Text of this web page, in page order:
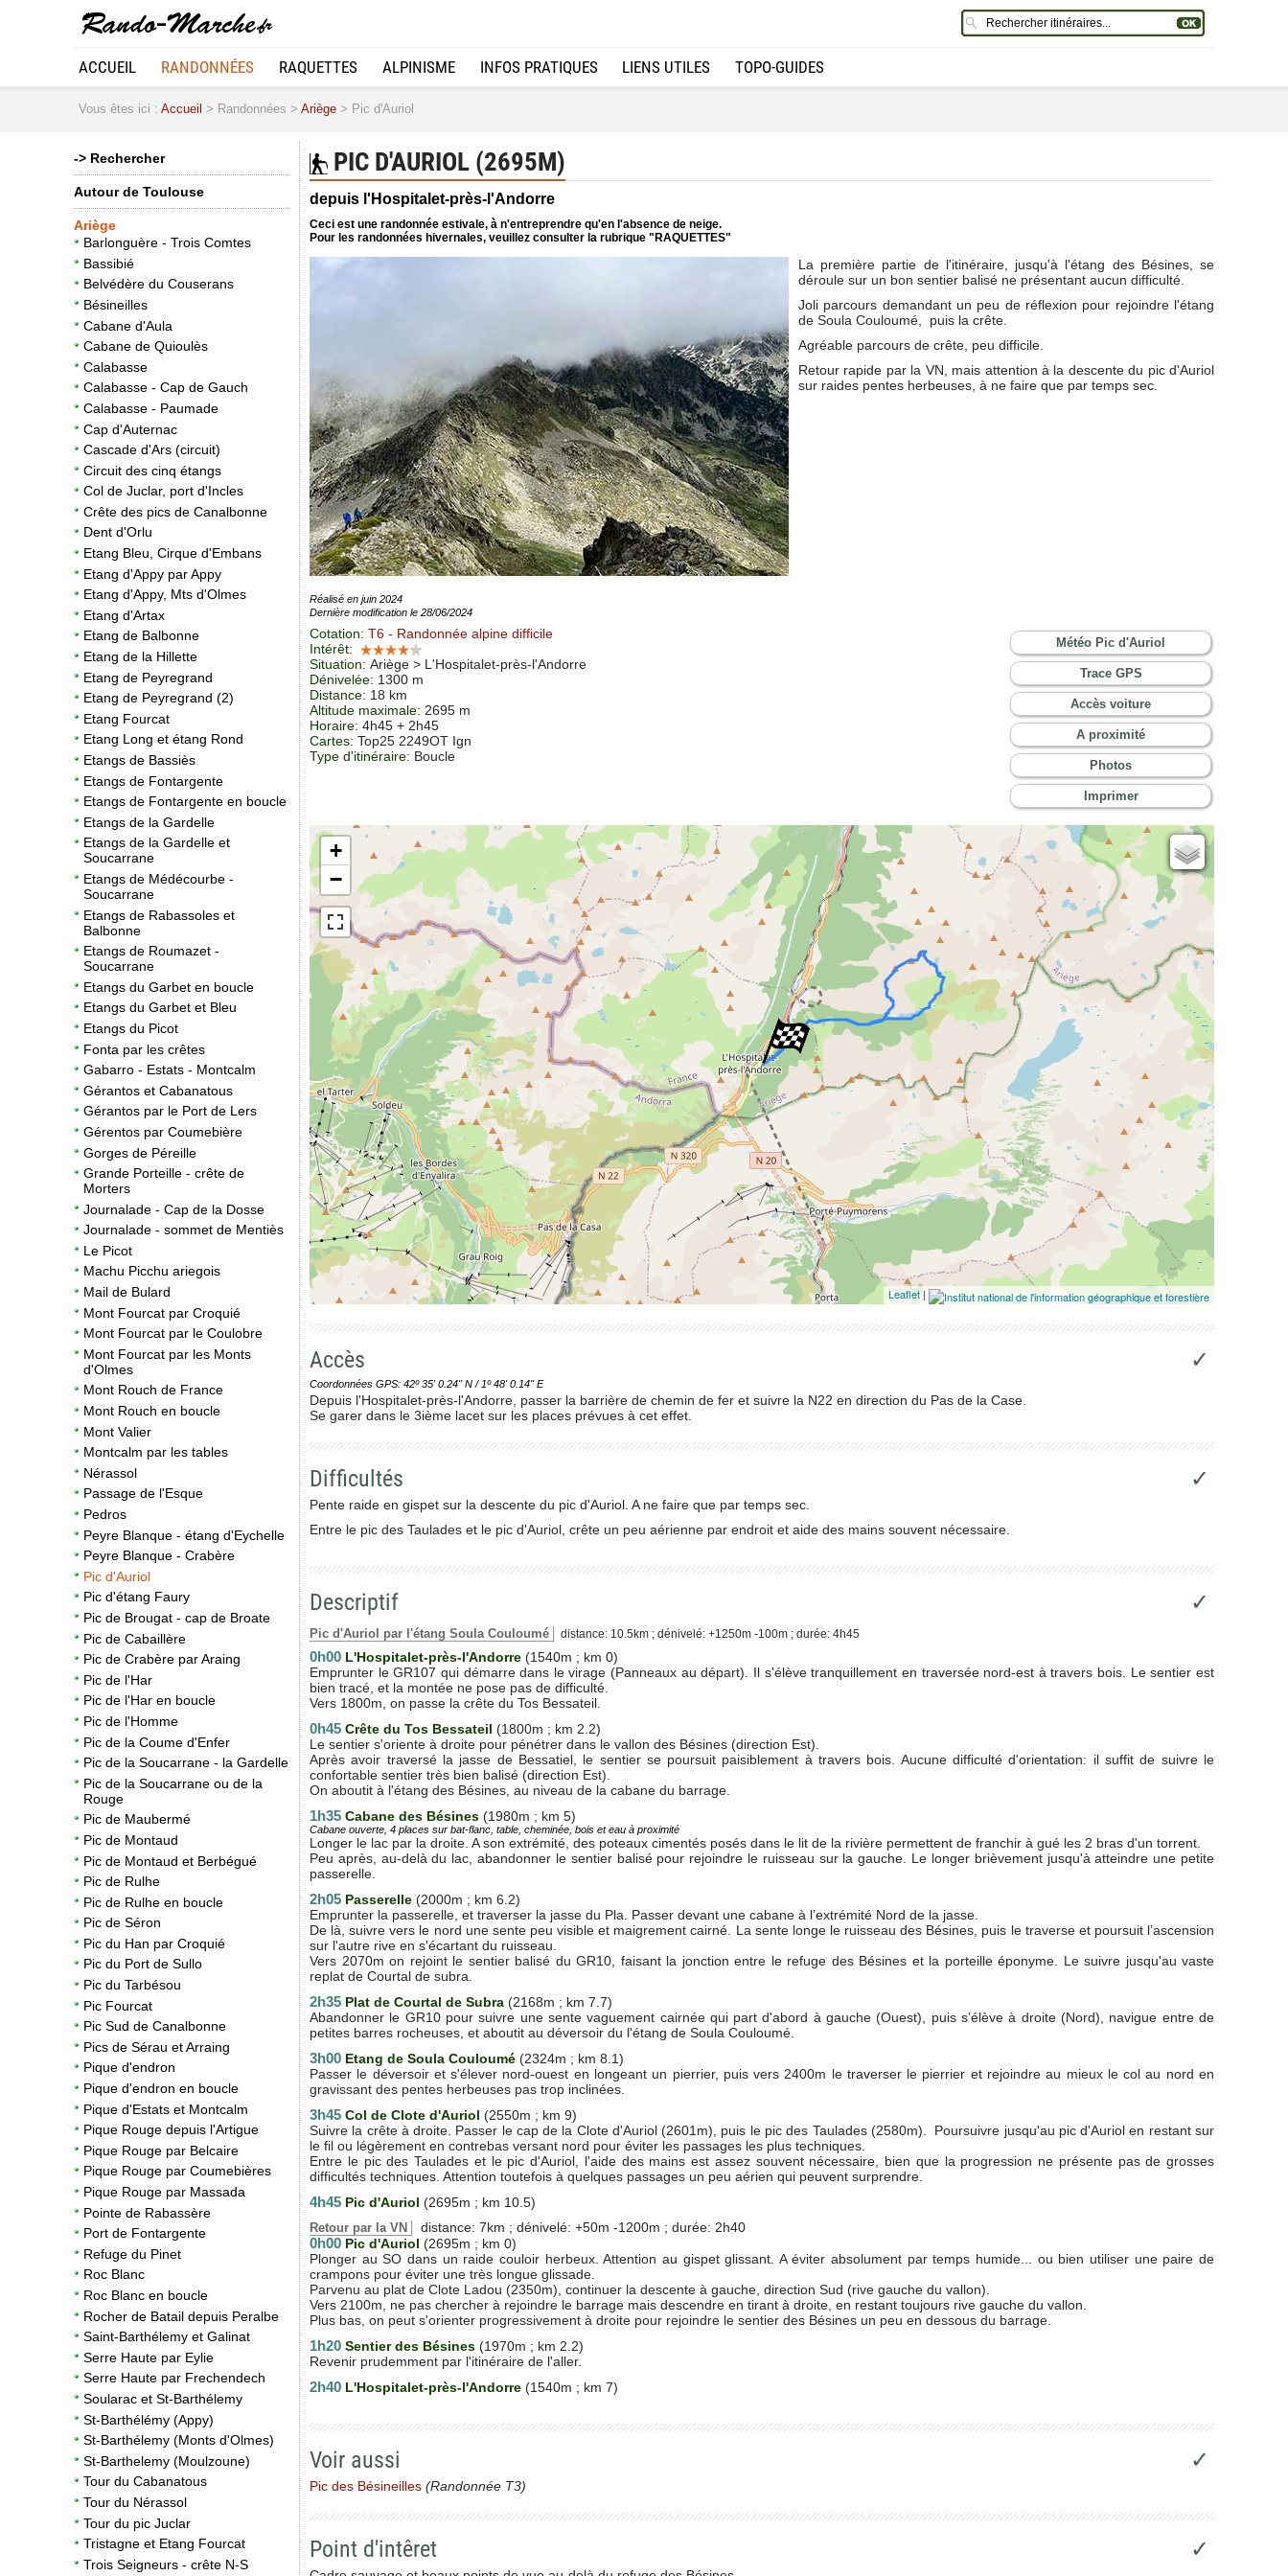
ACCUEIL RANDONNÉES RAQUETTES ALPINISME INFOS PRATIQUES LIENS UTILES TOPO-GUIDES
Vous êtes ici : Accueil > Randonnées > Ariège > Pic d'Auriol
-> Rechercher
Autour de Toulouse
Ariège
Barlonguère - Trois Comtes
Bassibié
Belvédère du Couserans
Bésineilles
Cabane d'Aula
Cabane de Quioulès
Calabasse
Calabasse - Cap de Gauch
Calabasse - Paumade
Cap d'Auternac
Cascade d'Ars (circuit)
Circuit des cinq étangs
Col de Juclar, port d'Incles
Crête des pics de Canalbonne
Dent d'Orlu
Etang Bleu, Cirque d'Embans
Etang d'Appy par Appy
Etang d'Appy, Mts d'Olmes
Etang d'Artax
Etang de Balbonne
Etang de la Hillette
Etang de Peyregrand
Etang de Peyregrand (2)
Etang Fourcat
Etang Long et étang Rond
Etangs de Bassiès
Etangs de Fontargente
Etangs de Fontargente en boucle
Etangs de la Gardelle
Etangs de la Gardelle et
Soucarrane
Etangs de Médécourbe -
Soucarrane
Etangs de Rabassoles et
Balbonne
Etangs de Roumazet -
Soucarrane
Etangs du Garbet en boucle
Etangs du Garbet et Bleu
Etangs du Picot
Fonta par les crêtes
Gabarro - Estats - Montcalm
Gérantos et Cabanatous
Gérantos par le Port de Lers
Gérentos par Coumebière
Gorges de Péreille
Grande Porteille - crête de
Morters
Journalade - Cap de la Dosse
Journalade - sommet de Mentiès
Le Picot
Machu Picchu ariegois
Mail de Bulard
Mont Fourcat par Croquié
Mont Fourcat par le Coulobre
Mont Fourcat par les Monts
d'Olmes
Mont Rouch de France
Mont Rouch en boucle
Mont Valier
Montcalm par les tables
Nérassol
Passage de l'Esque
Pedros
Peyre Blanque - étang d'Eychelle
Peyre Blanque - Crabère
Pic d'Auriol
Pic d'étang Faury
Pic de Brougat - cap de Broate
Pic de Cabaillère
Pic de Crabère par Araing
Pic de l'Har
Pic de l'Har en boucle
Pic de l'Homme
Pic de la Coume d'Enfer
Pic de la Soucarrane - la Gardelle
Pic de la Soucarrane ou de la
Rouge
Pic de Maubermé
Pic de Montaud
Pic de Montaud et Berbégué
Pic de Rulhe
Pic de Rulhe en boucle
Pic de Séron
Pic du Han par Croquié
Pic du Port de Sullo
Pic du Tarbésou
Pic Fourcat
Pic Sud de Canalbonne
Pics de Sérau et Arraing
Pique d'endron
Pique d'endron en boucle
Pique d'Estats et Montcalm
Pique Rouge depuis l'Artigue
Pique Rouge par Belcaire
Pique Rouge par Coumebières
Pique Rouge par Massada
Pointe de Rabassère
Port de Fontargente
Refuge du Pinet
Roc Blanc
Roc Blanc en boucle
Rocher de Batail depuis Peralbe
Saint-Barthélemy et Galinat
Serre Haute par Eylie
Serre Haute par Frechendech
Soularac et St-Barthélemy
St-Barthélémy (Appy)
St-Barthélemy (Monts d'Olmes)
St-Barthelemy (Moulzoune)
Tour du Cabanatous
Tour du Nérassol
Tour du pic Juclar
Tristagne et Etang Fourcat
Trois Seigneurs - crête N-S
PIC D'AURIOL (2695M)
depuis l'Hospitalet-près-l'Andorre
Ceci est une randonnée estivale, à n'entreprendre qu'en l'absence de neige.
Pour les randonnées hivernales, veuillez consulter la rubrique "RAQUETTES"
La première partie de l'itinéraire, jusqu'à l'étang des Bésines, se
déroule sur un bon sentier balisé ne présentant aucun difficulté.
Joli parcours demandant un peu de réflexion pour rejoindre l'étang
de Soula Couloumé, puis la crête.
Agréable parcours de crête, peu difficile.
Retour rapide par la VN, mais attention à la descente du pic d'Auriol
sur raides pentes herbeuses, à ne faire que par temps sec.
Réalisé en juin 2024
Dernière modification le 28/06/2024
Cotation: T6 - Randonnée alpine difficile
Intérêt:
Situation: Ariège > L'Hospitalet-près-l'Andorre
Dénivelée: 1300 m
Distance: 18 km
Altitude maximale: 2695 m
Horaire: 4h45 + 2h45
Cartes: Top25 2249OT Ign
Type d'itinéraire: Boucle
Météo Pic d'Auriol
Trace GPS
Accès voiture
A proximité
Photos
Imprimer
+
−
Cartes IGN
Open Topo Map
Open Street Map
ESRI Word Imagery
Photographies aériennes
Leaflet |
Accès ✓
Coordonnées GPS: 42º 35' 0.24'' N / 1º 48' 0.14'' E
Depuis l'Hospitalet-près-l'Andorre, passer la barrière de chemin de fer et suivre la N22 en direction du Pas de la Case.
Se garer dans le 3ième lacet sur les places prévues à cet effet.
Difficultés ✓
Pente raide en gispet sur la descente du pic d'Auriol. A ne faire que par temps sec.
Entre le pic des Taulades et le pic d'Auriol, crête un peu aérienne par endroit et aide des mains souvent nécessaire.
Descriptif ✓
Pic d'Auriol par l'étang Soula Couloumé distance: 10.5km ; dénivelé: +1250m -100m ; durée: 4h45
0h00 L'Hospitalet-près-l'Andorre (1540m ; km 0)
Emprunter le GR107 qui démarre dans le virage (Panneaux au départ). Il s'élève tranquillement en traversée nord-est à travers bois. Le sentier est
bien tracé, et la montée ne pose pas de difficulté.
Vers 1800m, on passe la crête du Tos Bessateil.
0h45 Crête du Tos Bessateil (1800m ; km 2.2)
Le sentier s'oriente à droite pour pénétrer dans le vallon des Bésines (direction Est).
Après avoir traversé la jasse de Bessatiel, le sentier se poursuit paisiblement à travers bois. Aucune difficulté d'orientation: il suffit de suivre le
confortable sentier très bien balisé (direction Est).
On aboutit à l'étang des Bésines, au niveau de la cabane du barrage.
1h35 Cabane des Bésines (1980m ; km 5)
Cabane ouverte, 4 places sur bat-flanc, table, cheminée, bois et eau à proximité
Longer le lac par la droite. A son extrémité, des poteaux cimentés posés dans le lit de la rivière permettent de franchir à gué les 2 bras d'un torrent.
Peu après, au-delà du lac, abandonner le sentier balisé pour rejoindre le ruisseau sur la gauche. Le longer brièvement jusqu'à atteindre une petite
passerelle.
2h05 Passerelle (2000m ; km 6.2)
Emprunter la passerelle, et traverser la jasse du Pla. Passer devant une cabane à l’extrémité Nord de la jasse.
De là, suivre vers le nord une sente peu visible et maigrement cairné. La sente longe le ruisseau des Bésines, puis le traverse et poursuit l’ascension
sur l'autre rive en s'écartant du ruisseau.
Vers 2070m on rejoint le sentier balisé du GR10, faisant la jonction entre le refuge des Bésines et la porteille éponyme. Le suivre jusqu'au vaste
replat de Courtal de subra.
2h35 Plat de Courtal de Subra (2168m ; km 7.7)
Abandonner le GR10 pour suivre une sente vaguement cairnée qui part d'abord à gauche (Ouest), puis s’élève à droite (Nord), navigue entre de
petites barres rocheuses, et aboutit au déversoir du l'étang de Soula Couloumé.
3h00 Etang de Soula Couloumé (2324m ; km 8.1)
Passer le déversoir et s'élever nord-ouest en longeant un pierrier, puis vers 2400m le traverser le pierrier et rejoindre au mieux le col au nord en
gravissant des pentes herbeuses pas trop inclinées.
3h45 Col de Clote d'Auriol (2550m ; km 9)
Suivre la crête à droite. Passer le cap de la Clote d'Auriol (2601m), puis le pic des Taulades (2580m). Poursuivre jusqu'au pic d'Auriol en restant sur
le fil ou légèrement en contrebas versant nord pour éviter les passages les plus techniques.
Entre le pic des Taulades et le pic d'Auriol, l'aide des mains est assez souvent nécessaire, bien que la progression ne présente pas de grosses
difficultés techniques. Attention toutefois à quelques passages un peu aérien qui peuvent surprendre.
4h45 Pic d'Auriol (2695m ; km 10.5)
Retour par la VN distance: 7km ; dénivelé: +50m -1200m ; durée: 2h40
0h00 Pic d'Auriol (2695m ; km 0)
Plonger au SO dans un raide couloir herbeux. Attention au gispet glissant. A éviter absolument par temps humide... ou bien utiliser une paire de
crampons pour éviter une très longue glissade.
Parvenu au plat de Clote Ladou (2350m), continuer la descente à gauche, direction Sud (rive gauche du vallon).
Vers 2100m, ne pas chercher à rejoindre le barrage mais descendre en tirant à droite, en restant toujours rive gauche du vallon.
Plus bas, on peut s'orienter progressivement à droite pour rejoindre le sentier des Bésines un peu en dessous du barrage.
1h20 Sentier des Bésines (1970m ; km 2.2)
Revenir prudemment par l'itinéraire de l'aller.
2h40 L'Hospitalet-près-l'Andorre (1540m ; km 7)
Voir aussi ✓
Pic des Bésineilles (Randonnée T3)
Point d'intêret ✓